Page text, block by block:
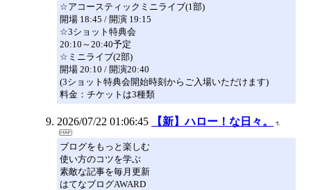
☆アコースティックミニライブ(1部)
開場 18:45 / 開演 19:15
☆3ショット特典会
20:10～20:40予定
☆ミニライブ(2部)
開場 20:10 / 開演20:40
(3ショット特典会開始時刻からご入場いただけます)
料金：チケットは3種類
2026/07/22 01:06:45 【新】ハロー！な日々。
ブログをもっと楽しむ
使い方のコツを学ぶ
素敵な記事を毎月更新
はてなブログAWARD